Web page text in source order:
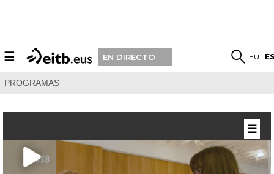
☰ EN DIRECTO EU
PROGRAMAS
☰